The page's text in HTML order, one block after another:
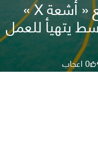
افتح يا سمسم مصنع « أشعة X »
يتهيأ للعمل
0اعجاب